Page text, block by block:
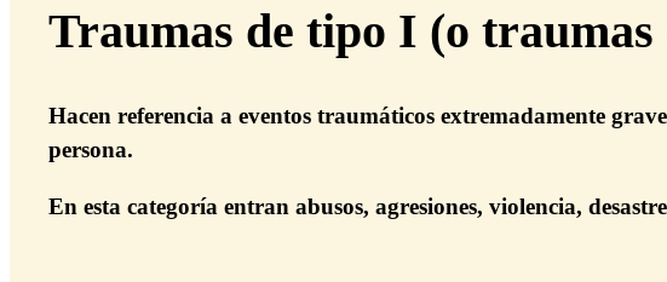
Traumas de tipo I (o traumas
Hacen referencia a eventos traumáticos extremadamente
persona.
En esta categoría entran abusos, agresiones, violencia,